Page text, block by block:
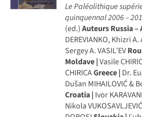
Le Paléolithique
quinquennal 2006 –
(ed.)AuteursRussia
DEREVIANKO, Khizri A.
Sergey A. VASIL’EV
Moldave |Vasile
CHIRICAGreece | Dr.
Dušan MIHAILOVIĆ &
Croatia | Ivor
Nikola VUKOSAVLJEVIĆ